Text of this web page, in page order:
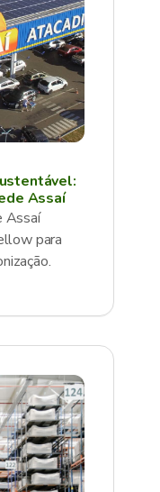
Assaí
Assaí
para